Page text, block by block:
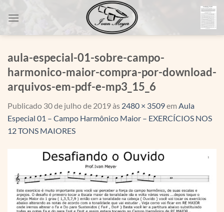
aula-especial-01-sobre-campo-
harmonico-maior-compra-por-download-
arquivos-em-pdf-e-mp3_15_6
Publicado 30 de julho de 2019às 2480 × 3509em Aula
Especial 01 – Campo Harmônico Maior – EXERCÍCIOS NOS
12 TONS MAIORES